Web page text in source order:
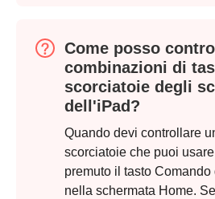
Passo 2.Come posso
combinazioni di
scorciatoie degli
dell'iPad?
Quando devi controllare
scorciatoie che puoi
premuto il tasto
nella schermata Home.